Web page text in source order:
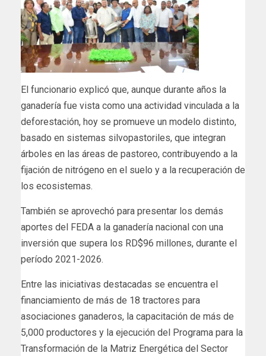
El funcionario explicó que, aunque durante años la
ganadería fue vista como una actividad vinculada a la
deforestación, hoy se promueve un modelo distinto,
basado en sistemas silvopastoriles, que integran
árboles en las áreas de pastoreo, contribuyendo a la
fijación de nitrógeno en el suelo y a la recuperación de
los ecosistemas.
También se aprovechó para presentar los demás
aportes del FEDA a la ganadería nacional con una
inversión que supera los RD$96 millones, durante el
período 2021-2026.
Entre las iniciativas destacadas se encuentra el
financiamiento de más de 18 tractores para
asociaciones ganaderos, la capacitación de más de
5,000 productores y la ejecución del Programa para la
Transformación de la Matriz Energética del Sector